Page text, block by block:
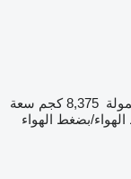
8,375 كجم
سعة
بضغط الهواء